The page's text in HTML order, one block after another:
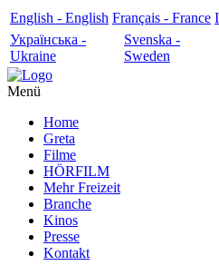
English - English Français - France
Українська -
Ukraine
Svenska -
Sweden
Menü
Home
Greta
Filme
HÖRFILM
Mehr Freizeit
Branche
Kinos
Presse
Kontakt